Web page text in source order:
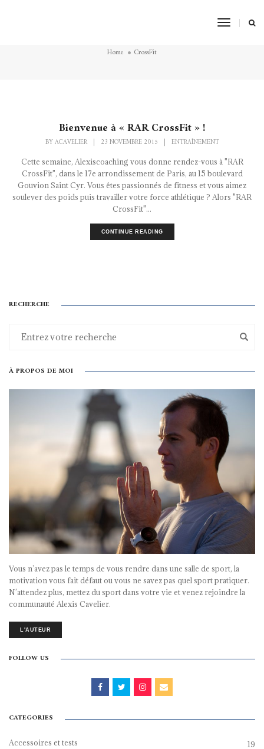
Toggle
Home CrossFit
Bienvenue à « RAR CrossFit » !
BYACAVELIER | 23 NOVEMBRE 2015 | ENTRAÎNEMENT
Cette semaine, Alexiscoaching vous donne rendez-vous à "RAR
CrossFit", dans le 17e arrondissement de Paris, au 15 boulevard
Gouvion Saint Cyr. Vous êtes passionnés de fitness et vous aimez
soulever des poids puis travailler votre force athlétique ? Alors "RAR
CrossFit"...
CONTINUE READING
RECHERCHE
À PROPOS DE MOI
Vous n’avez pas le temps de vous rendre dans une salle de sport, la
motivation vous fait défaut ou vous ne savez pas quel sport pratiquer.
N’attendez plus, mettez du sport dans votre vie et venez rejoindre la
communauté Alexis Cavelier.
L'AUTEUR
FOLLOW US
CATEGORIES
Accessoires et tests 19